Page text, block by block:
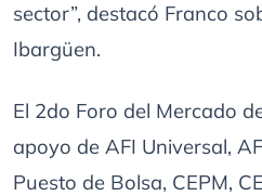
sector”, destacó Franco
Ibargüen.
El 2do Foro del Mercado
apoyo de AFI Universal,
Puesto de Bolsa, CEPM,